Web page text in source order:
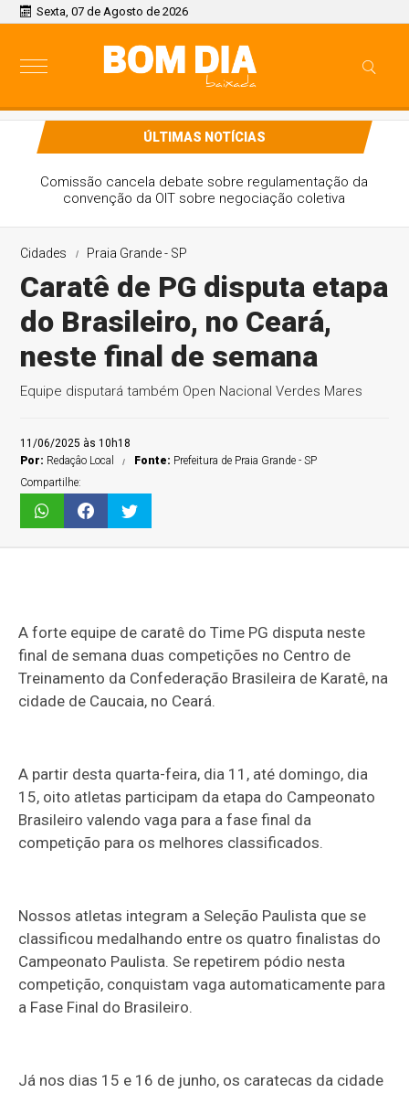
Sexta, 07 de Agosto de 2026
ÚLTIMAS NOTÍCIAS
Comissão cancela debate sobre regulamentação da
convenção da OIT sobre negociação coletiva
Cidades Praia Grande - SP
Caratê de PG disputa etapa
do Brasileiro, no Ceará,
neste final de semana
Equipe disputará também Open Nacional Verdes Mares
11/06/2025 às 10h18
Por: Redaçâo Local Fonte: Prefeitura de Praia Grande - SP
Compartilhe:
A forte equipe de caratê do Time PG disputa neste
final de semana duas competições no Centro de
Treinamento da Confederação Brasileira de Karatê, na
cidade de Caucaia, no Ceará.
A partir desta quarta-feira, dia 11, até domingo, dia
15, oito atletas participam da etapa do Campeonato
Brasileiro valendo vaga para a fase final da
competição para os melhores classificados.
Nossos atletas integram a Seleção Paulista que se
classificou medalhando entre os quatro finalistas do
Campeonato Paulista. Se repetirem pódio nesta
competição, conquistam vaga automaticamente para
a Fase Final do Brasileiro.
Já nos dias 15 e 16 de junho, os caratecas da cidade